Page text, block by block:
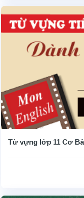
Từ vựng lớp 11 Cơ